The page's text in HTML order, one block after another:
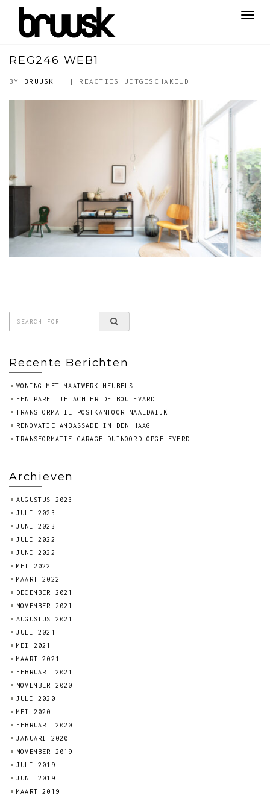
REG246 WEB1
BY BRUUSK | | REACTIES UITGESCHAKELD
Recente Berichten
WONING MET MAATWERK MEUBELS
EEN PARELTJE ACHTER DE BOULEVARD
TRANSFORMATIE POSTKANTOOR NAALDWIJK
RENOVATIE AMBASSADE IN DEN HAAG
TRANSFORMATIE GARAGE DUINOORD OPGELEVERD
Archieven
AUGUSTUS 2023
JULI 2023
JUNI 2023
JULI 2022
JUNI 2022
MEI 2022
MAART 2022
DECEMBER 2021
NOVEMBER 2021
AUGUSTUS 2021
JULI 2021
MEI 2021
MAART 2021
FEBRUARI 2021
NOVEMBER 2020
JULI 2020
MEI 2020
FEBRUARI 2020
JANUARI 2020
NOVEMBER 2019
JULI 2019
JUNI 2019
MAART 2019